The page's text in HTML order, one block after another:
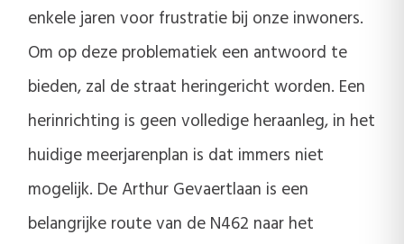
enkele jaren voor frustratie bij onze inwoners.
Om op deze problematiek een antwoord te
bieden, zal de straat heringericht worden. Een
herinrichting is geen volledige heraanleg, in het
huidige meerjarenplan is dat immers niet
mogelijk. De Arthur Gevaertlaan is een
belangrijke route van de N462 naar het